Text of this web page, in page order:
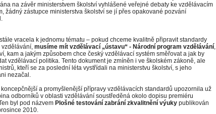
na závěr ministerstvem školství vyhlášené veřejné debaty ke vzdělávacím
žádný zástupce ministerstva školství se jí přes opakované pozvání
vracela k jednomu tématu – pokud chceme kvalitně připravit standardy
musíme mít vzdělávací „ústavu“ - Národní program vzdělávání,
kam a jakým způsobem chce český vzdělávací systém směřovat a jak by
vzdělávací politika. Tento dokument je zmíněn i ve školském zákoně, ale
kteří se za poslední léta vystřídali na ministerstvu školství, s jeho
nezačal.
koncepčnější a promyšlenější přípravy vzdělávacích standardů upozornila už
odborníků v oblasti vzdělávání soustředěná okolo dopisu premiéru
byl pod názvem Plošné testování zabrání zkvalitnění výuky publikován
2010.